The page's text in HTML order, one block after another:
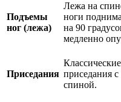
Подъемы
ног (лежа)
Лежа на
ноги
на 90
медленно
Приседания
Классические
приседания
спиной.